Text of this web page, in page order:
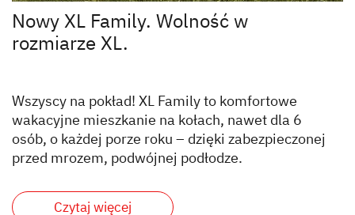
Nowy XL Family. Wolność w
rozmiarze XL.
Wszyscy na pokład! XL Family to komfortowe
wakacyjne mieszkanie na kołach, nawet dla 6
osób, o każdej porze roku – dzięki zabezpieczonej
przed mrozem, podwójnej podłodze.
Czytaj więcej